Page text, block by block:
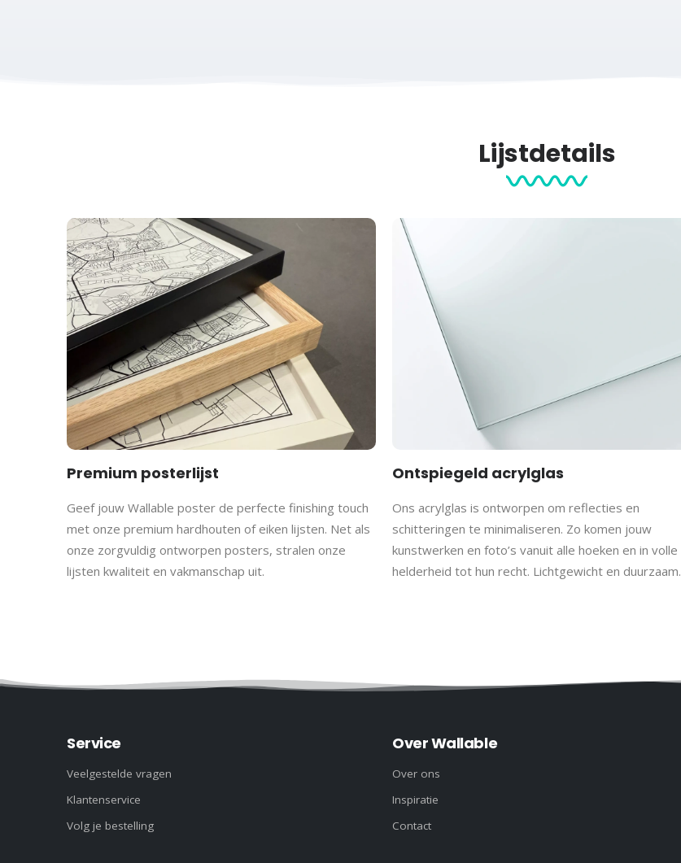
Lijstdetails
Premium posterlijst
Geef jouw Wallable poster de perfecte finishing touch
met onze premium hardhouten of eiken lijsten. Net als
onze zorgvuldig ontworpen posters, stralen onze
lijsten kwaliteit en vakmanschap uit.
Ontspiegeld acrylglas
Ons acrylglas is ontworpen om reflecties en
schitteringen te minimaliseren. Zo komen jouw
kunstwerken en foto’s vanuit alle hoeken en in volle
helderheid tot hun recht. Lichtgewicht en duurzaam.
Service
Veelgestelde vragen
Klantenservice
Volg je bestelling
Over Wallable
Over ons
Inspiratie
Contact